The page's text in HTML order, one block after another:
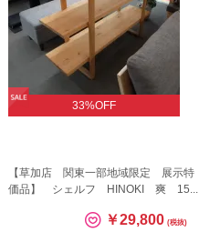
33%OFF
【草加店 関東一部地域限定 展示特
価品】 シェルフ HINOKI 爽 15...
￥29,800 (税抜)